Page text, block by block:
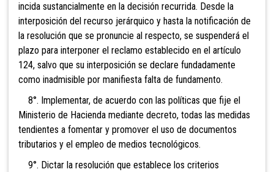
incida sustancialmente en la decisión recurrida. Desde la
interposición del recurso jerárquico y hasta la notificación de
la resolución que se pronuncie al respecto, se suspenderá el
plazo para interponer el reclamo establecido en el artículo
124, salvo que su interposición se declare fundadamente
como inadmisible por manifiesta falta de fundamento.
8°. Implementar, de acuerdo con las políticas que fije el
Ministerio de Hacienda mediante decreto, todas las medidas
tendientes a fomentar y promover el uso de documentos
tributarios y el empleo de medios tecnológicos.
9°. Dictar la resolución que establece los criterios